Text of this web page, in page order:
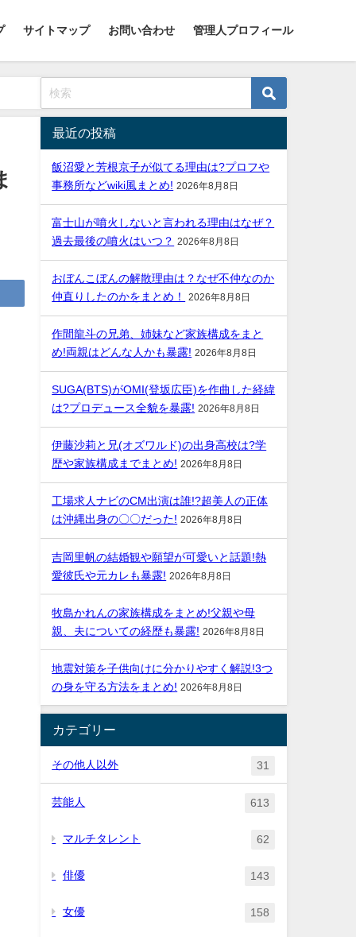
サイトマップ お問い合わせ 管理人プロフィール
最近の投稿
飯沼愛と芳根京子が似てる理由は?プロフや
事務所などwiki風まとめ! 2026年8月8日
富士山が噴火しないと言われる理由はなぜ？
過去最後の噴火はいつ？ 2026年8月8日
おぼんこぼんの解散理由は？なぜ不仲なのか
仲直りしたのかをまとめ！
2026年8月8日
作間龍斗の兄弟、姉妹など家族構成をまと
め!両親はどんな人かも暴露! 2026年8月8日
SUGA(BTS)がOMI(登坂広臣)を作曲した経緯
は?プロデュース全貌を暴露! 2026年8月8日
伊藤沙莉と兄(オズワルド)の出身高校は?学
歴や家族構成までまとめ! 2026年8月8日
工場求人ナビのCM出演は誰!?超美人の正体
は沖縄出身の〇〇だった! 2026年8月8日
吉岡里帆の結婚観や願望が可愛いと話題!熱
愛彼氏や元カレも暴露! 2026年8月8日
牧島かれんの家族構成をまとめ!父親や母
親、夫についての経歴も暴露! 2026年8月8日
地震対策を子供向けに分かりやすく解説!3つ
の身を守る方法をまとめ! 2026年8月8日
カテゴリー
その他人以外 31
芸能人 613
マルチタレント 62
俳優 143
女優 158